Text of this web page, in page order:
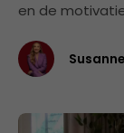
en de